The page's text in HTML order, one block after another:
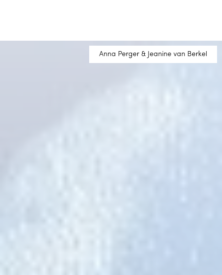
Anna Perger & Jeanine van Berkel
Anna Perger